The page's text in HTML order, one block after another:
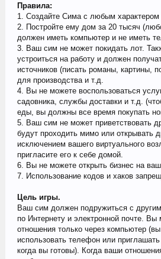
Правила:
1. Создайте Сима с любым
2. Постройте ему дом за 20 тысяч
должен иметь компьютер и не иметь
3. Ваш сим не может покидать лот.
устроиться на работу и должен
источников (писать романы, картины,
для производства и т.д.
4. Вы не можете воспользоваться
садовника, службы доставки и т.д.
еды, вы должны все время покупать
5. Ваш сим не может приветствовать
будут проходить мимо или открывать
исключением вашего виртуального
пригласите его к себе домой.
6. Вы не можете открыть бизнес на
7. Использование кодов и хаков
Цель игры.
Ваш сим должен подружиться с
по Интернету и электронной почте.
отношения только через компьютер
использовать телефон или приглашать
когда вы готовы). Когда ваши